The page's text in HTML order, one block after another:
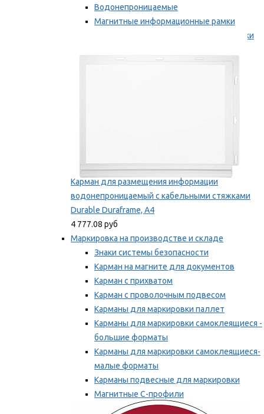
Водонепроницаемые
Магнитные информационные рамки
Самоклеящиеся информационные рамки
Карман для размещения информации
водонепроницаемый с кабельными стяжками
Durable Duraframe, А4
4 777.08 руб
Маркировка на производстве и складе
Знаки системы безопасности
Карман на магните для документов
Карман с прихватом
Карман с проволочным подвесом
Карманы для маркировки паллет
Карманы для маркировки самоклеящиеся -
большие форматы
Карманы для маркировки самоклеящиеся-
малые форматы
Карманы подвесные для маркировки
Магнитные С-профили
Напольная маркировка